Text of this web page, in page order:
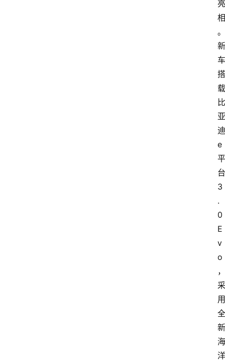
亮
相
。
新
车
搭
载
比
亚
迪
e
平
台
3
.
0
E
v
o
，
采
用
全
新
海
洋